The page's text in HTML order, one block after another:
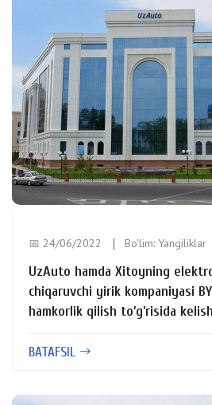
📅 24/06/2022 Bo'lim: Yangiliklar
UzAuto hamda Xitoyning
chiqaruvchi yirik kompaniyasi
hamkorlik qilish to’g’risida
BATAFSIL